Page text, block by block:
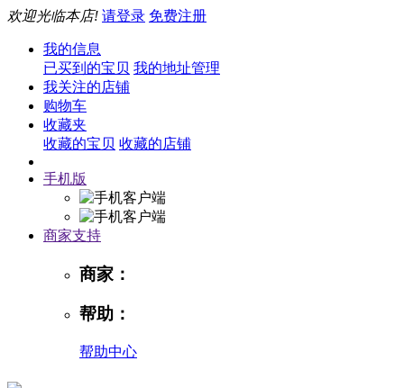
欢迎光临本店! 请登录 免费注册
我的信息
已买到的宝贝 我的地址管理
我关注的店铺
购物车
收藏夹
收藏的宝贝 收藏的店铺
手机版
商家支持
商家：
帮助：
帮助中心